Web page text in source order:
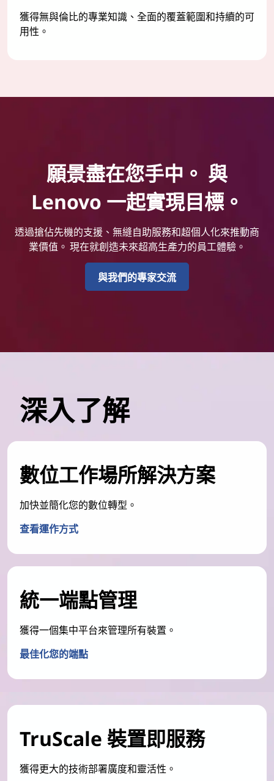
獲得無與倫比的專業知識、全面的覆蓋範圍和持續的可
用性。
願景盡在您手中。 與
Lenovo 一起實現目標。
透過搶佔先機的支援、無縫自助服務和超個人化來推動商
業價值。 現在就創造未來超高生產力的員工體驗。
與我們的專家交流
深入了解
數位工作場所解決方案
加快並簡化您的數位轉型。
查看運作方式
統一端點管理
獲得一個集中平台來管理所有裝置。
最佳化您的端點
TruScale 裝置即服務
獲得更大的技術部署廣度和靈活性。